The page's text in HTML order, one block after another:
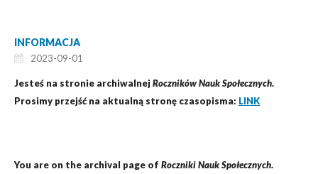
INFORMACJA
2023-09-01
Jesteś na stronie archiwalnej Roczników Nauk Społecznych.
Prosimy przejść na aktualną stronę czasopisma: LINK
You are on the archival page of Roczniki Nauk Społecznych.